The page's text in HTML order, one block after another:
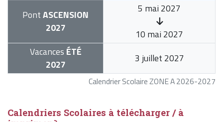
Calendrier Scolaire ZONE A 2026-2027
PontASCENSION
2027
5 mai 2027
10 mai 2027
Vacances ÉTÉ
2027
3 juillet 2027
Calendriers Scolaires à télécharger / à